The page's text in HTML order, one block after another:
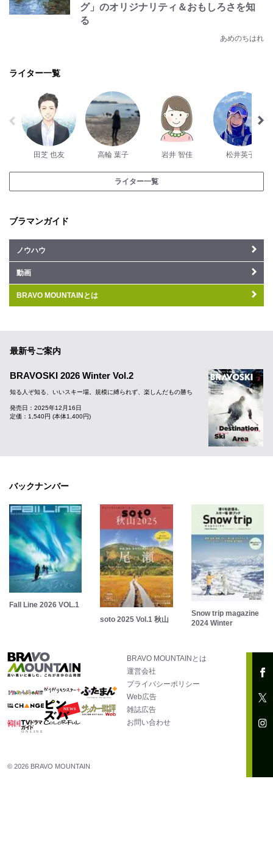
グ」のオリジナリティ＆おもしろさを知
る
あめのちはれ
ライター一覧
田芝 也友 高輪 葉子 岩井 智佳 松井英子
ライター一覧
ブラマンガイド
ノウハウ
動画
BRAVO MOUNTAINとは
最新号ご案内
BRAVOSKI 2026 Winter Vol.2
知る人ぞ知る、いいスキー場。規模に縛られず、楽しんだもの勝ち
発売日：2025年12月16日
定価：1,540円 (本体1,400円)
バックナンバー
Fall Line 2026 VOL.1
soto 2025 Vol.1 秋山
Snow trip magazine
2024 Winter
BRAVO MOUNTAINとは
運営会社
プライバシーポリシー
Web広告
雑誌広告
お問い合わせ
© 2026 BRAVO MOUNTAIN